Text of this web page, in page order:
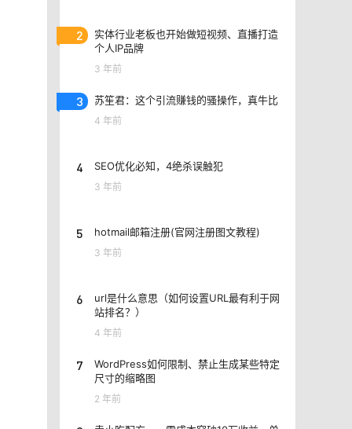
2
实体行业老板也开始做短视频、直播打造
个人IP品牌
3 年前
3 苏笙君：这个引流赚钱的骚操作，真牛比
4 年前
4 SEO优化必知，4绝杀误触犯
3 年前
5 hotmail邮箱注册(官网注册图文教程)
3 年前
6
url是什么意思（如何设置URL最有利于网
站排名？）
4 年前
7
WordPress如何限制、禁止生成某些特定
尺寸的缩略图
2 年前